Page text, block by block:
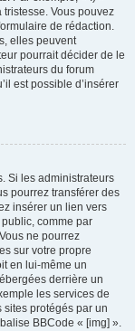
tristesse. Vous pouvez
de rédaction.
elles peuvent
pourrait décider de le
du forum
est possible d’insérer
Si les administrateurs
pourrez transférer des
insérer un lien vers
comme par
ne pourrez
sur votre propre
en lui-même un
derrière un
les services de
protégés par un
BBCode « [img] ».